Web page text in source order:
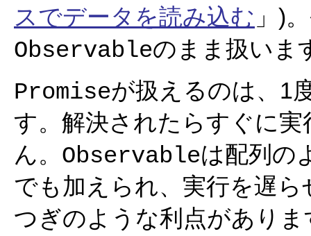
スでデータを読み込む 」)
Observableのまま扱いま
Promiseが扱えるのは、1
す。解決されたらすぐに
ん。 Observableは配列の
でも加えられ、実行を遅
つぎのような利点があり